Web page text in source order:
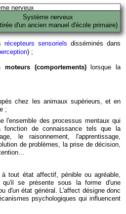
Système nerveux
d'un ancien manuel d'école primaire)
récepteurs sensoriels disséminés dans
) ;
(comportements)lorsque la
chez les animaux supérieurs, et en
;
l'ensemble des processus mentaux qui
fonction de connaissance tels que la
le raisonnement, l'apprentissage,
de problèmes, la prise de décision,
à tout état affectif, pénible ou agréable,
qu'il se présente sous la forme d'une
d'un état général. L'affect désigne donc
psychologiques qui influencent